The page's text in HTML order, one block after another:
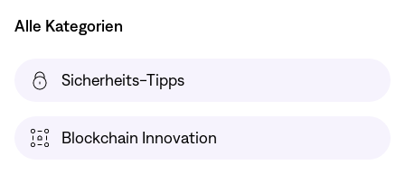
Alle Kategorien
Sicherheits-Tipps
Blockchain Innovation